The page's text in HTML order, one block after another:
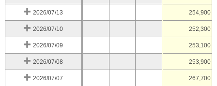
2026/07/13 254,900
2026/07/10 252,300
2026/07/09 253,100
2026/07/08 253,900
2026/07/07 267,700